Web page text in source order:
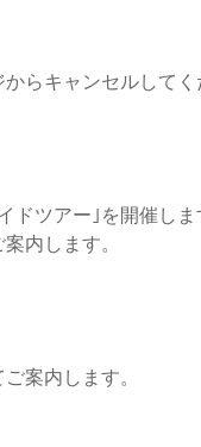
らキャンセルして
ドツアー｣を開催しま
内します。
案内します。